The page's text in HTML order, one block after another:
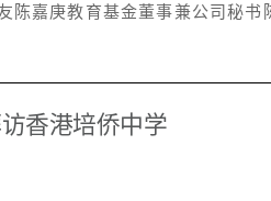
陈嘉庚教育基金董事兼公司秘书
香港培侨中学